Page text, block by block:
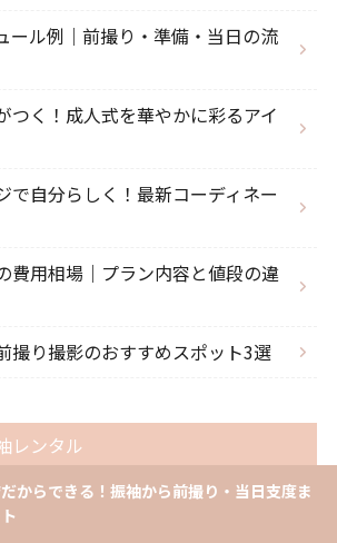
ール例｜前撮り・準備・当日の流
つく！成人式を華やかに彩るアイ
で自分らしく！最新コーディネー
費用相場｜プラン内容と値段の違
撮り撮影のおすすめスポット3選
レンタル
の振袖レンタル3選｜成人式・前
からできる！振袖から前撮り・当日支度ま